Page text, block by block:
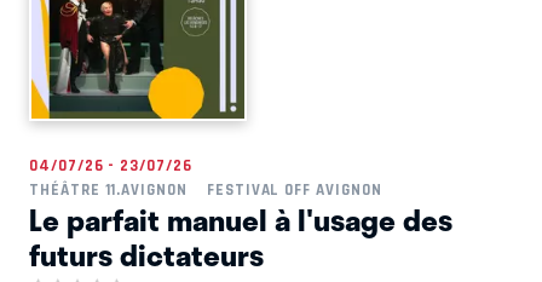
04/07/26 - 23/07/26
THÉÂTRE 11.AVIGNON
FESTIVAL OFF AVIGNON
Le parfait manuel à l'usage des
futurs dictateurs